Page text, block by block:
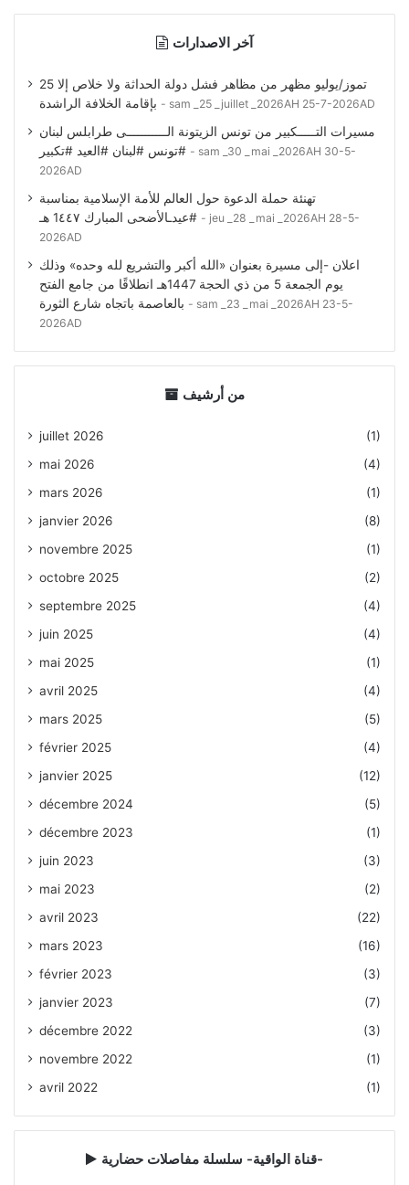
آخر الاصدارات
25 تموز/يوليو مظهر من مظاهر فشل دولة الحداثة ولا خلاص إلا
بإقامة الخلافة الراشدة
sam _25 _juillet _2026AH 25-7-2026AD
مسيرات التـــــكبير من تونس الزيتونة الـــــــــــى طرابلس لبنان
#تونس #لبنان #العيد #تكبير
sam _30 _mai _2026AH 30-5-
2026AD
تهنئة حملة الدعوة حول العالم للأمة الإسلامية بمناسبة
#عيدـالأضحى المبارك 1٤٤٧ هـ
jeu _28 _mai _2026AH 28-5-
2026AD
اعلان -إلى مسيرة بعنوان «الله أكبر والتشريع لله وحده» وذلك
يوم الجمعة 5 من ذي الحجة 1447هـ انطلاقًا من جامع الفتح
بالعاصمة باتجاه شارع الثورة
sam _23 _mai _2026AH 23-5-
2026AD
من أرشيف
juillet 2026
(1)
mai 2026
(4)
mars 2026
(1)
janvier 2026
(8)
novembre 2025
(1)
octobre 2025
(2)
septembre 2025
(4)
juin 2025
(4)
mai 2025
(1)
avril 2025
(4)
mars 2025
(5)
février 2025
(4)
janvier 2025
(12)
décembre 2024
(5)
décembre 2023
(1)
juin 2023
(3)
mai 2023
(2)
avril 2023
(22)
mars 2023
(16)
février 2023
(3)
janvier 2023
(7)
décembre 2022
(3)
novembre 2022
(1)
avril 2022
(1)
قناة الواقية- سلسلة مفاصلات حضارية-